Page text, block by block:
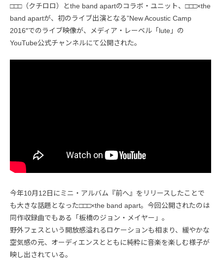
□□□（クチロロ）とthe band apartのコラボ・ユニット、□□□×the
band apartが、初のライブ出演となる”New Acoustic Camp
2016″でのライブ映像が、メディア・レーベル「lute」の
YouTube公式チャンネルにて公開された。
今年10月12日にミニ・アルバム『前へ』をリリースしたことで
も大きな話題となった□□□×the band apart。今回公開されたのは
同作収録曲でもある「板橋のジョン・メイヤー」。
野外フェスという開放感溢れるロケーションも相まり、緩やかな
空気感の元、オーディエンスとともに純粋に音楽を楽しむ様子が
映し出されている。